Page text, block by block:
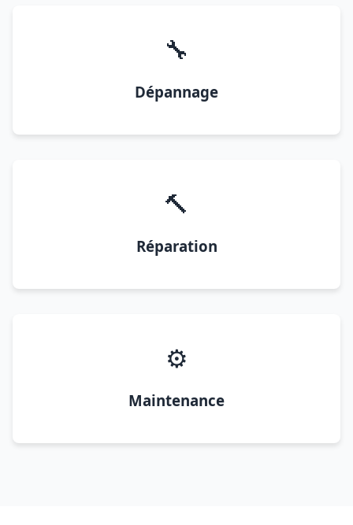
🔧
Dépannage
🔨
Réparation
⚙️
Maintenance